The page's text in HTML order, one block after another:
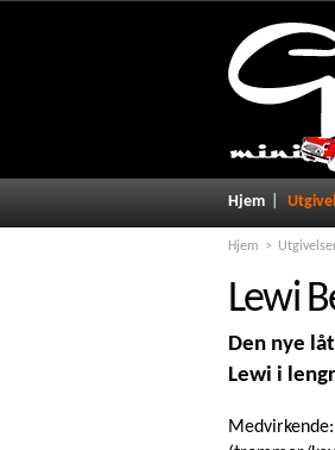
Hjem
Hjem
Lewi
Den nye
Lewi i